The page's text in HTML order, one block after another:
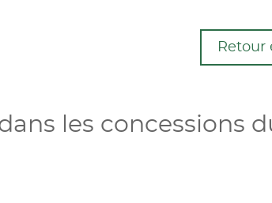
Retour
les concessions